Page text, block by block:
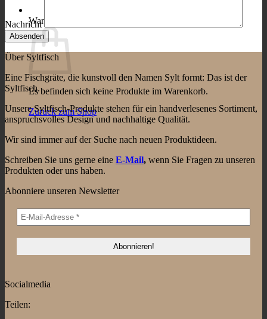
Warenkorb
Es befinden sich keine Produkte im Warenkorb.
Zurück zum Shop
Nachricht
Über Syltfisch
Eine Fischgräte, die kunstvoll den Namen Sylt formt: Das ist der
Syltfisch.
Unsere Syltfisch-Produkte stehen für ein handverlesenes Sortiment,
anspruchsvolles Design und nachhaltige Qualität.
Wir sind immer auf der Suche nach neuen Produktideen.
Schreiben Sie uns gerne eine E-Mail, wenn Sie Fragen zu unseren
Produkten oder uns haben.
Abonniere unseren Newsletter
Socialmedia
Teilen: